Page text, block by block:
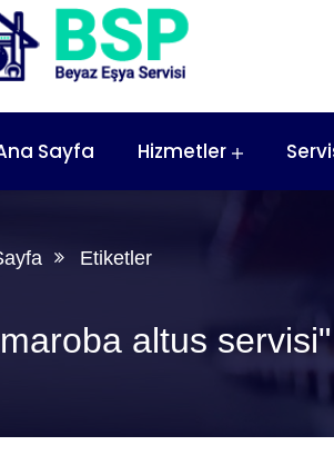
Sayfa Hizmetler
Etiketler
altus